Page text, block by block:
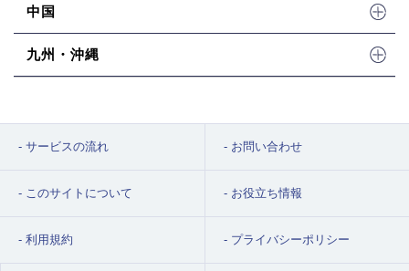
中国
九州・沖縄
サービスの流れ お問い合わせ
このサイトについて お役立ち情報
利用規約 プライバシーポリシー